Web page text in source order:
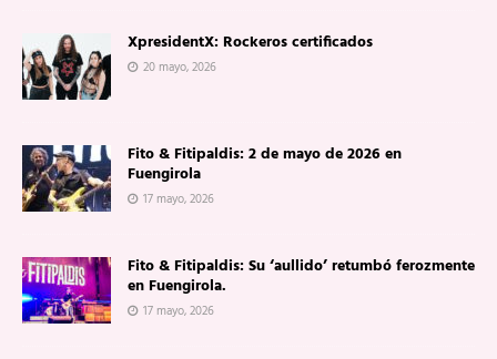
XpresidentX: Rockeros certificados
20 mayo, 2026
Fito & Fitipaldis: 2 de mayo de 2026 en
Fuengirola
17 mayo, 2026
Fito & Fitipaldis: Su ‘aullido’ retumbó ferozmente
en Fuengirola.
17 mayo, 2026